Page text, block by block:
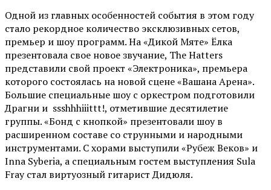
Одной из главных особенностей события в этом году
стало рекордное количество эксклюзивных сетов,
премьер и шоу программ. На «Дикой Мяте» Ёлка
презентовала свое новое звучание, The Hatters
представили свой проект «Электроника», премьера
которого состоялась на новой сцене «Вашана Арена».
Большие специальные шоу с оркестром подготовили
Драгни и ssshhhiiittt!, отметившие десятилетие
группы. «Бонд с кнопкой» презентовали шоу в
расширенном составе со струнными и народными
инструментами. С хорами выступили «Рубеж Веков» и
Inna Syberia, а специальным гостем выступления Sula
Fray стал виртуозный гитарист Дидюля.